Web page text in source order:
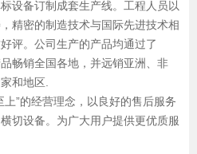
设备订制成套生产线。工程人员以
精密的制造技术与国际先进技术相
评。公司生产的产品均通过了
畅销全国各地，并远销亚洲、非
和地区.
”的经营理念，以良好的售后服务
切设备。为广大用户提供更优质服